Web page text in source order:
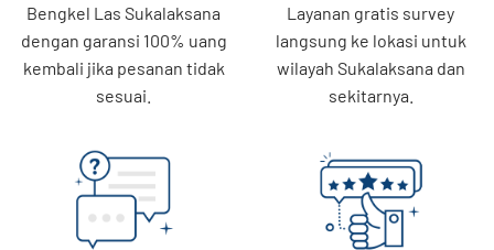
Bengkel Las Sukalaksana
dengan garansi 100% uang
kembali jika pesanan tidak
sesuai.
Layanan gratis survey
langsung ke lokasi untuk
wilayah Sukalaksana dan
sekitarnya.